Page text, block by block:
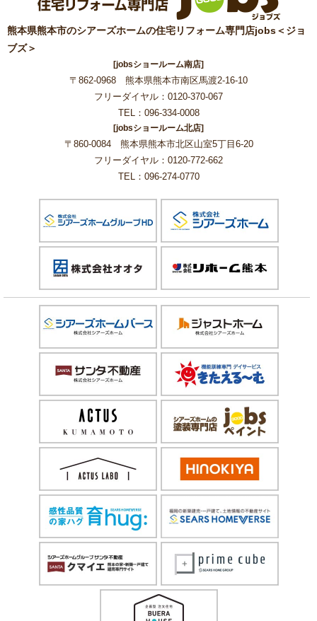
熊本県熊本市のシアーズホームの住宅リフォーム専門店jobs＜ジョ
ブズ＞
[jobsショールーム南店]
〒862-0968 熊本県熊本市南区馬渡2-16-10
フリーダイヤル：0120-370-067
TEL：096-334-0008
[jobsショールーム北店]
〒860-0084 熊本県熊本市北区山室5丁目6-20
フリーダイヤル：0120-772-662
TEL：096-274-0770